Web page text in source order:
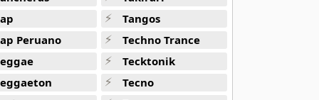
Peruano
Tangos
Techno Trance
Tecktonik
Tecno